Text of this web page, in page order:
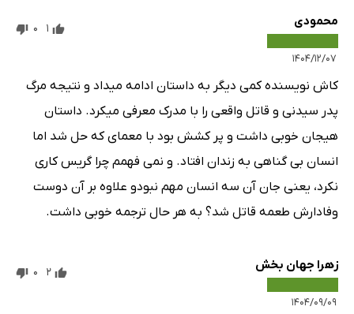
محمودی
۱۴۰۴/۱۲/۰۷
1
0
کاش نویسنده کمی دیگر به داستان ادامه میداد و نتیجه مرگ
پدر سیدنی و قاتل واقعی را با مدرک معرفی میکرد. داستان
هیجان خوبی داشت و پر کشش بود با معمای که حل شد اما
انسان بی گناهی به زندان افتاد. و نمی فهمم چرا گریس کاری
نکرد، یعنی جان آن سه انسان مهم نبودو علاوه بر آن دوست
وفادارش طعمه قاتل شد؟ به هر حال ترجمه خوبی داشت.
زهرا جهان بخش
۱۴۰۴/۰۹/۰۹
2
0